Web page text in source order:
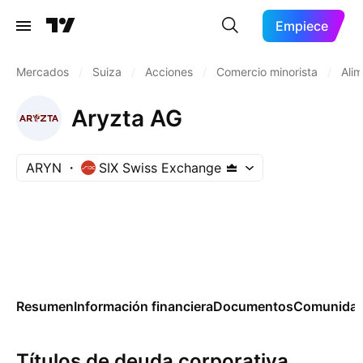
Empiece
Mercados Suiza Acciones Comercio minorista
Aryzta AG
ARYN SIX Swiss Exchange
ResumenInformación financieraDocumentos